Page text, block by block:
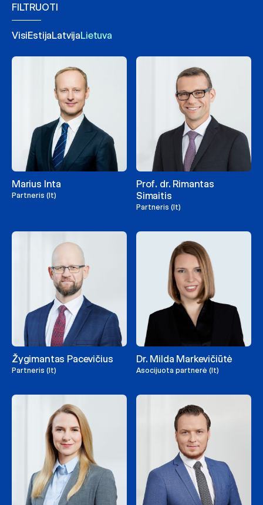
FILTRUOTI
VisiEstijaLatvijaLietuva
Marius Inta
Partneris (lt)
Prof. dr. Rimantas
Simaitis
Partneris (lt)
Žygimantas Pacevičius
Partneris (lt)
Dr. Milda Markevičiūtė
Asocijuota partnerė (lt)